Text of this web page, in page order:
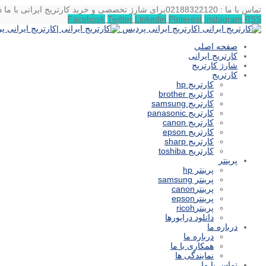
تماس با ما : 02188322120
برای شارژ تخصصی و خرید کارتریج ایرانی با ما
Facebook Twitter Linkedin Pinterest Instagram RSS
صفحه اصلی
کارتریج ایرانی
شارژ کارتریج
کارتریج
کارتریج hp
کارتریج brother
کارتریج samsung
کارتریج panasonic
کارتریج canon
کارتریج epson
کارتریج sharp
کارتریج toshiba
پرینتر
پرینتر hp
پرینتر samsung
پرینترcanon
پرینترepson
پرینترricoh
دانلود درایورها
درباره ما
درباره ما
همکاری با ما
نمایندگی ها